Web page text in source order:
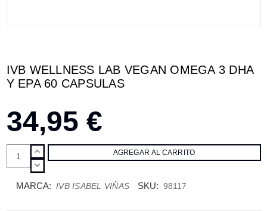
IVB WELLNESS LAB VEGAN OMEGA 3 DHA
Y EPA 60 CAPSULAS
34,95 €
AUMENTAR
CANTIDAD:
DISMINUIR
MARCA: IVB ISABEL VIÑAS SKU: 98117